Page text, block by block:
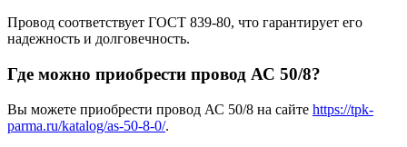
Провод соответствует ГОСТ 839-80, что гарантирует его
надежность и долговечность.
Где можно приобрести провод АС 50/8?
Вы можете приобрести провод АС 50/8 на сайте https://tpk-
parma.ru/katalog/as-50-8-0/.